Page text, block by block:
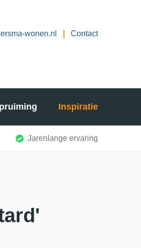
wonen.nl Contact
Inspiratie
Jarenlange ervaring